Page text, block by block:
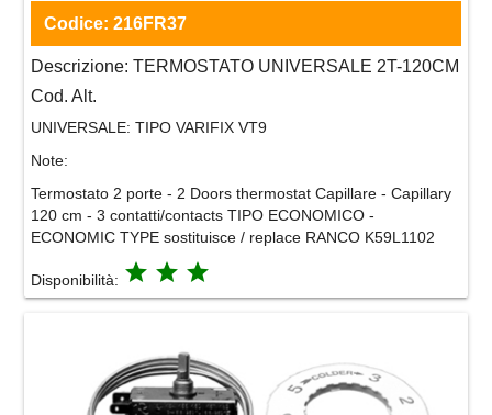
Codice: 216FR37
Descrizione: TERMOSTATO UNIVERSALE 2T-120CM
Cod. Alt.
UNIVERSALE: TIPO VARIFIX VT9
Note:
Termostato 2 porte - 2 Doors thermostat Capillare - Capillary
120 cm - 3 contatti/contacts TIPO ECONOMICO -
ECONOMIC TYPE sostituisce / replace RANCO K59L1102
Disponibilità: grade grade grade